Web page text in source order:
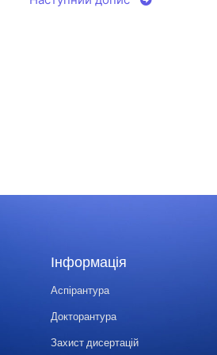
Інформація
Аспірантура
Докторантура
Захист дисертацій